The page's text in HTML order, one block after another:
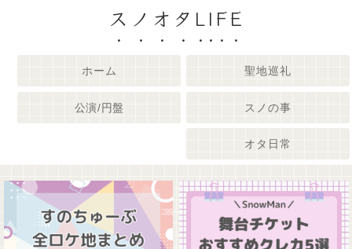
スノオタLIFE
ホーム 聖地巡礼
公演/円盤 スノの事
オタ日常